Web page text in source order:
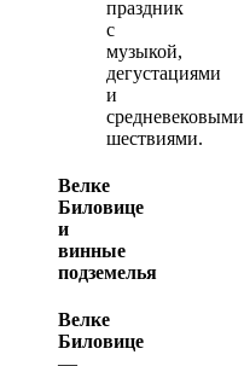
праздник
с
музыкой,
дегустациями
и
средневековыми
шествиями.
Велке
Биловице
и
винные
подземелья
Велке
Биловице